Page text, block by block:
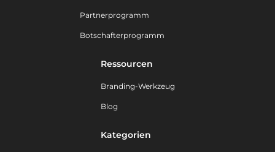
Partnerprogramm
Botschafterprogramm
Ressourcen
Branding-Werkzeug
Blog
Kategorien